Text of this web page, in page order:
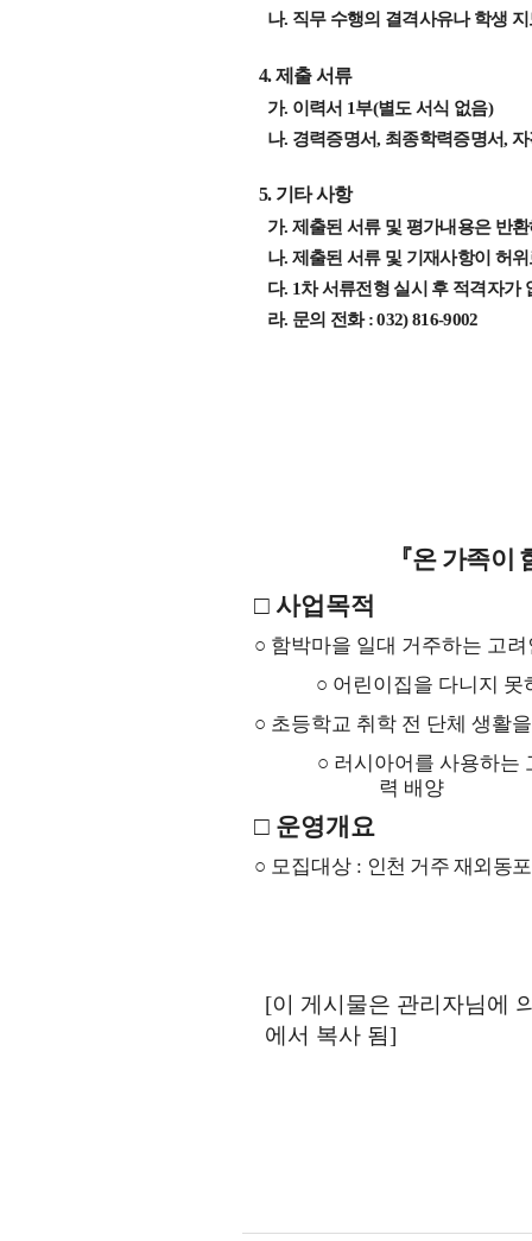
나. 직무 수행의 결격사유나 학생
4.제출서류
가. 이력서 1부(별도 서식 없음)
나. 경력증명서, 최종학력증명서,자
5. 기타사항
가. 제출된 서류 및 평가내용은 반
나. 제출된 서류 및 기재사항이 허
다. 1차 서류전형 실시 후 적격자가
라. 문의 전화: 032) 816-9002
『온 가족이
□ 사업목적
○ 함박마을 일대 거주하는 고
○ 어린이집을 다니지
○ 초등학교 취학 전 단체 생활
○ 러시아어를 사용하는
력 배양
□ 운영개요
○ 모집대상 : 인천 거주 재외동포
[이 게시물은 관리자님에
에서 복사 됨]